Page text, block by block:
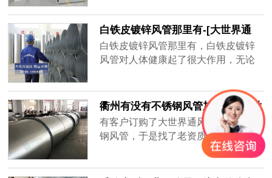
很多电费。
理，新一轮生产要等15天之后才能发
货，客户还等着用呢，于是找到大世
界通风，地处无锡，离工地不远，并
且确保3天出货，客户在验证以后很快
白铁皮镀锌风管那里有-[大世界通
风]
白铁皮镀锌风管那里有，白铁皮镀锌
风管对人体健康起了很大作用，无论
镀锌风管的帮助，有的建筑人口密
集，要全天不停运转，因此白铁皮镀
锌风管质量要好，加强通风效率，避
免损坏。常年做通风工程的客户知道
怎么分辨白铁皮镀锌风管的质量好
坏，而新入行的客户不知道怎么挑质
量好的白铁......
衢州有没有不锈钢风管加工厂-[大世
界通风]
有客户订购了大世界通风生产的不锈
钢风管，于是找了老资质的安装工人
安装，做过工程很多，到工地上一